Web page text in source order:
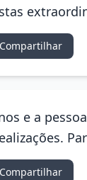
e a